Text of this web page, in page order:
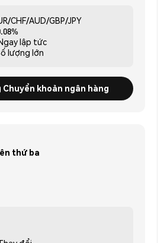
CHF/AUD/GBP/JPY
lập tức
lượng lớn
Chuyển khoản ngân hàng
thứ ba